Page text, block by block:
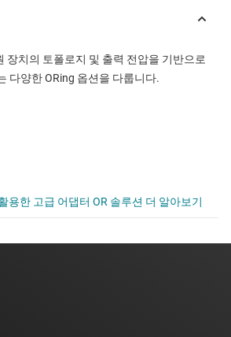
장치의 토폴로지 및 출력 전압을 기반으로
다양한 ORing 옵션을 다룹니다.
용한 고급 어댑터 OR 솔루션 더 알아보기